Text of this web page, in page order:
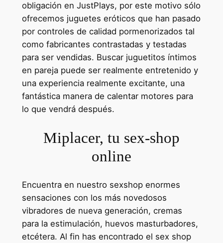
obligación en JustPlays, por este motivo sólo
ofrecemos juguetes eróticos que han pasado
por controles de calidad pormenorizados tal
como fabricantes contrastadas y testadas
para ser vendidas. Buscar juguetitos íntimos
en pareja puede ser realmente entretenido y
una experiencia realmente excitante, una
fantástica manera de calentar motores para
lo que vendrá después.
Miplacer, tu sex-shop
online
Encuentra en nuestro sexshop enormes
sensaciones con los más novedosos
vibradores de nueva generación, cremas
para la estimulación, huevos masturbadores,
etcétera. Al fin has encontrado el sex shop